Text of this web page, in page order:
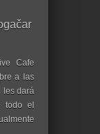
Cafe
a las
les dará
todo el